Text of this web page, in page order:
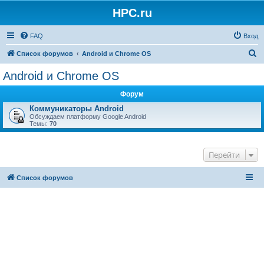
HPC.ru
FAQ Вход
Список форумов Android и Chrome OS
Android и Chrome OS
Форум
Коммуникаторы Android
Обсуждаем платформу Google Android
Темы: 70
Перейти
Список форумов